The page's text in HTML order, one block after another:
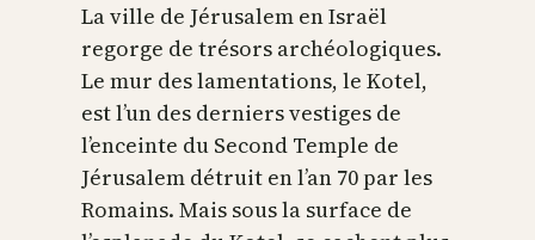
La ville de Jérusalem en Israël
regorge de trésors archéologiques.
Le mur des lamentations, le Kotel,
est l’un des derniers vestiges de
l’enceinte du Second Temple de
Jérusalem détruit en l’an 70 par les
Romains. Mais sous la surface de